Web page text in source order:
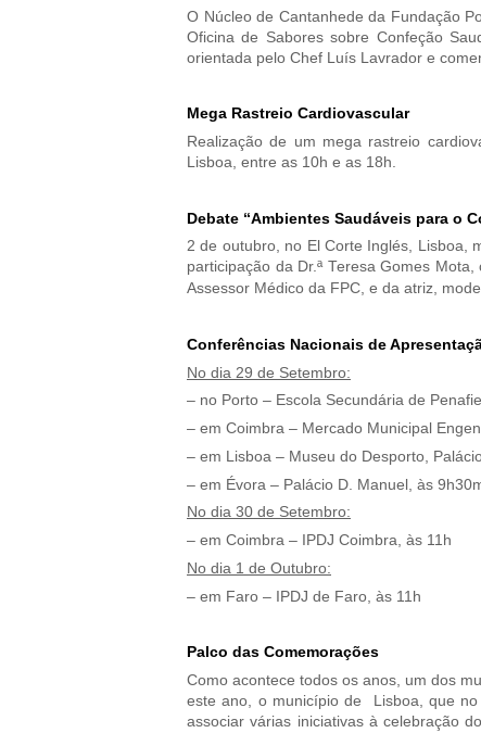
O Núcleo de Cantanhede da Fundação
Oficina de Sabores sobre Confeção
orientada pelo Chef Luís Lavrador e
Mega Rastreio Cardiovascular
Realização de um mega rastreio
Lisboa, entre as 10h e as 18h.
Debate “Ambientes Saudáveis para o
2 de outubro, no El Corte Inglés, Lisboa,
participação da Dr.ª Teresa Gomes
Assessor Médico da FPC, e da atriz,
Conferências Nacionais de
No dia 29 de Setembro:
– no Porto – Escola Secundária de
– em Coimbra – Mercado Municipal
– em Lisboa – Museu do Desporto,
– em Évora – Palácio D. Manuel, às
No dia 30 de Setembro:
– em Coimbra – IPDJ Coimbra, às 11h
No dia 1 de Outubro:
– em Faro – IPDJ de Faro, às 11h
Palco das Comemorações
Como acontece todos os anos, um dos
este ano, o município de Lisboa, que no
associar várias iniciativas à celebração